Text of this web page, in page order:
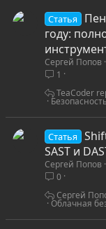
Статья
году:
Сергей Попов
1
TeaCoder
Статья
SAST и
Сергей Попов
0
Облачная
Сергей